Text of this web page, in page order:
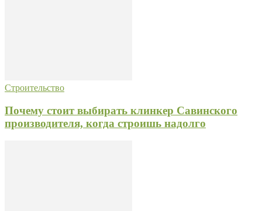
Строительство
Почему стоит выбирать клинкер Савинского
производителя, когда строишь надолго